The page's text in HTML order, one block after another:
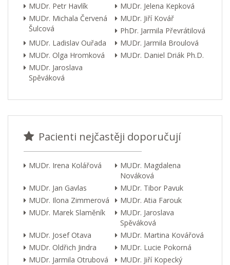
MUDr. Petr Havlík
MUDr. Jelena Kepková
MUDr. Michala Červená
Šulcová
MUDr. Jiří Kovář
PhDr. Jarmila Převrátilová
MUDr. Ladislav Ouřada
MUDr. Jarmila Broulová
MUDr. Olga Hromková
MUDr. Daniel Driák Ph.D.
MUDr. Jaroslava
Spěváková
Pacienti nejčastěji doporučují
MUDr. Irena Kolářová
MUDr. Magdalena
Nováková
MUDr. Jan Gavlas
MUDr. Tibor Pavuk
MUDr. Ilona Zimmerová
MUDr. Atia Farouk
MUDr. Marek Slaměník
MUDr. Jaroslava
Spěváková
MUDr. Josef Otava
MUDr. Martina Kovářová
MUDr. Oldřich Jindra
MUDr. Lucie Pokorná
MUDr. Jarmila Otrubová
MUDr. Jiří Kopecký